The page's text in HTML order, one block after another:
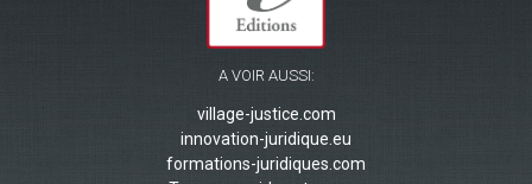
A VOIR AUSSI:
village-justice.com
innovation-juridique.eu
formations-juridiques.com